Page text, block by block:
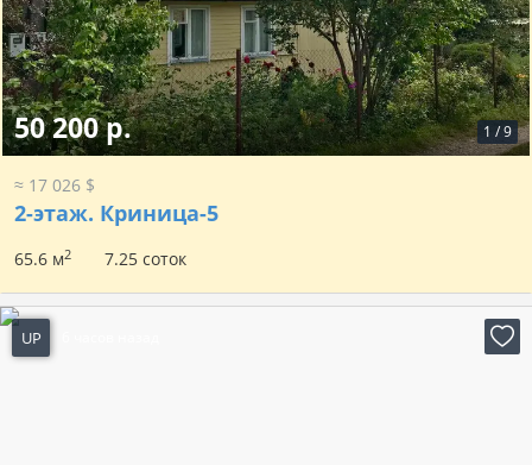
1 /9
50 200 р.
≈ 17 026 $
2-этаж. Криница-5
65.6 м2 7.25 соток
UP